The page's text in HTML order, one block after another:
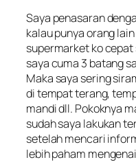
Saya penasaran
kalau punya orang
supermarket ko cepat
saya cuma 3 batang
Maka saya sering
di tempat terang,
mandi dll. Pokoknya
sudah saya lakukan
setelah mencari
lebih paham